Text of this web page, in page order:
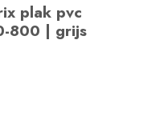
plak pvc
800 | grijs